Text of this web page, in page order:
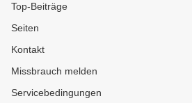
Top-Beiträge
Seiten
Kontakt
Missbrauch melden
Servicebedingungen